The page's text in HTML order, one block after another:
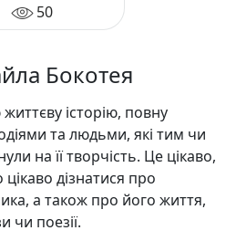
50
Бокотея
історію, повну
та людьми, які тим чи
на її творчість. Це цікаво,
дізнатися про
а також про його життя,
чи поезії.